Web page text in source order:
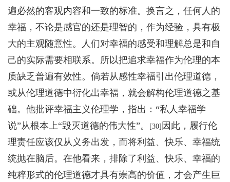
遍必然的客观内容和一致的标准。换言之，任何人的
幸福，不论是感官的还是理智的，作为经验，具有极
大的主观随意性。人们对幸福的感受和理解总是和自
己的实际需要相联系。所以把追求幸福作为伦理的本
质缺乏普遍有效性。倘若从感性幸福引出伦理道德，
或从伦理道德中衍化出幸福，就会解构伦理道德之基
础。他批评幸福主义伦理学，指出：“私人幸福学
说”从根本上“毁灭道德的伟大性”。
[30] 因此，履行伦
理责任应该仅从义务出发，而将利益、快乐、幸福统
统抛在脑后。在他看来，排除了利益、快乐、幸福的
纯粹形式的伦理道德才具有崇高的价值，才会产生巨